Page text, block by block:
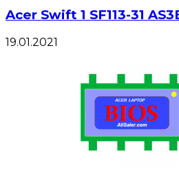
Acer Swift 1 SF113-31
19.01.2021